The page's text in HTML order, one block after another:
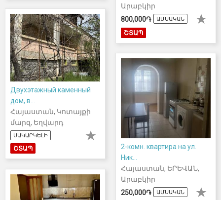
Արաբկիր
800,000֏
ԱՄՍԱԿԱՆ
ՇՏԱՊ
Двухэтажный каменный
дом, в...
Հայաստան, Կոտայքի
մարզ, Եղվարդ
ՍԱԿԱՐԿԵԼԻ
ՇՏԱՊ
2-комн. квартира на ул.
Ник...
Հայաստան, ԵՐԵՎԱՆ,
Արաբկիր
250,000֏
ԱՄՍԱԿԱՆ